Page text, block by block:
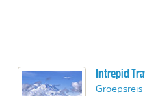
Intrepid
Groepsreis